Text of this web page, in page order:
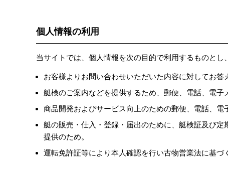
個人情報の利用
当サイトでは、個人情報を次の目的で利用するものと
お客様よりお問い合わせいただいた内容に対してお答
艇検のご案内などを提供するため、郵便、電話、電子
商品開発およびサービス向上のための郵便、電話、電
艇の販売・仕入・登録・届出のために、艇検証及び
提供のため。
運転免許証等により本人確認を行い古物営業法に基づ